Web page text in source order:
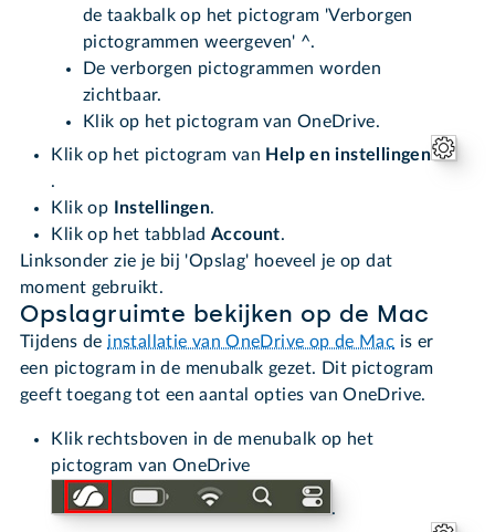
de taakbalk op het pictogram 'Verborgen
pictogrammen weergeven' ^.
De verborgen pictogrammen worden
zichtbaar.
Klik op het pictogram van OneDrive.
Klik op het pictogram van Help en instellingen
.
Klik op
Instellingen.
Klik op het tabbladAccount.
Linksonder zie je bij 'Opslag' hoeveel je op dat
moment gebruikt.
Opslagruimte bekijken op de Mac
Tijdens de installatie van OneDrive op de Mac is er
een pictogram in de menubalk gezet. Dit pictogram
geeft toegang tot een aantal opties van OneDrive.
Klik rechtsboven in de menubalk op het
pictogram van OneDrive
.